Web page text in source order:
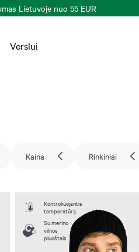
Verslui
Kaina Rinkiniai
Kontroliuojantis
temperatūrą
Su merino
vilnos
pluoštais